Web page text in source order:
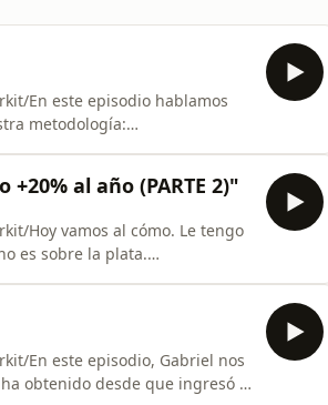
En este episodio hablamos
metodología:
al año (PARTE 2)"
Hoy vamos al cómo. Le tengo
es sobre la plata.
En este episodio, Gabriel nos
obtenido desde que ingresó a